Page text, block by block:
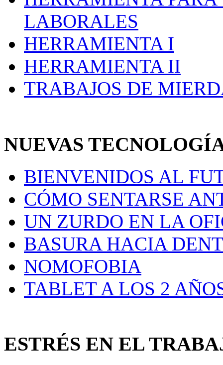
LABORALES
HERRAMIENTA I
HERRAMIENTA II
TRABAJOS DE
NUEVAS
BIENVENIDOS AL
CÓMO SENTARSE
UN ZURDO EN LA
BASURA HACIA
NOMOFOBIA
TABLET A LOS 2
ESTRÉS EN EL